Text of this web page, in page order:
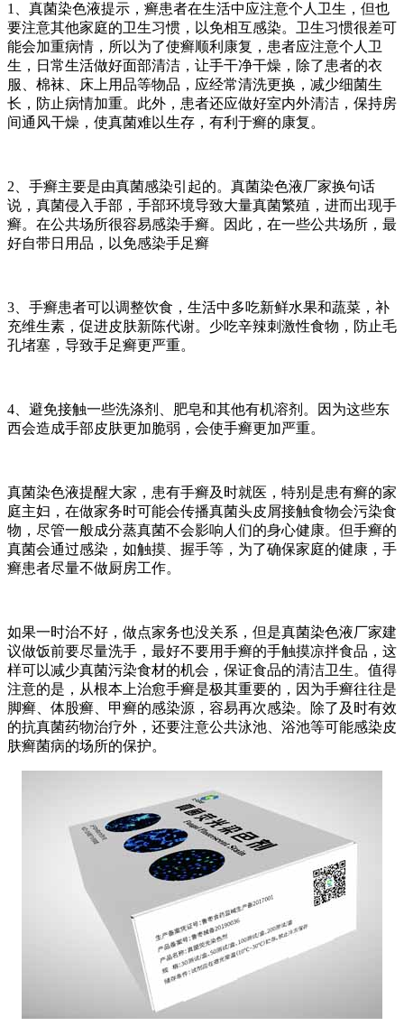
1、真菌染色液提示，癣患者在生活中应注意个人卫生，但也
要注意其他家庭的卫生习惯，以免相互感染。卫生习惯很差可
能会加重病情，所以为了使癣顺利康复，患者应注意个人卫
生，日常生活做好面部清洁，让手干净干燥，除了患者的衣
服、棉袜、床上用品等物品，应经常清洗更换，减少细菌生
长，防止病情加重。此外，患者还应做好室内外清洁，保持房
间通风干燥，使真菌难以生存，有利于癣的康复。
2、手癣主要是由真菌感染引起的。真菌染色液厂家换句话
说，真菌侵入手部，手部环境导致大量真菌繁殖，进而出现手
癣。在公共场所很容易感染手癣。因此，在一些公共场所，最
好自带日用品，以免感染手足癣
3、手癣患者可以调整饮食，生活中多吃新鲜水果和蔬菜，补
充维生素，促进皮肤新陈代谢。少吃辛辣刺激性食物，防止毛
孔堵塞，导致手足癣更严重。
4、避免接触一些洗涤剂、肥皂和其他有机溶剂。因为这些东
西会造成手部皮肤更加脆弱，会使手癣更加严重。
真菌染色液提醒大家，患有手癣及时就医，特别是患有癣的家
庭主妇，在做家务时可能会传播真菌头皮屑接触食物会污染食
物，尽管一般成分蒸真菌不会影响人们的身心健康。但手癣的
真菌会通过感染，如触摸、握手等，为了确保家庭的健康，手
癣患者尽量不做厨房工作。
如果一时治不好，做点家务也没关系，但是真菌染色液厂家建
议做饭前要尽量洗手，最好不要用手癣的手触摸凉拌食品，这
样可以减少真菌污染食材的机会，保证食品的清洁卫生。值得
注意的是，从根本上治愈手癣是极其重要的，因为手癣往往是
脚癣、体股癣、甲癣的感染源，容易再次感染。除了及时有效
的抗真菌药物治疗外，还要注意公共泳池、浴池等可能感染皮
肤癣菌病的场所的保护。